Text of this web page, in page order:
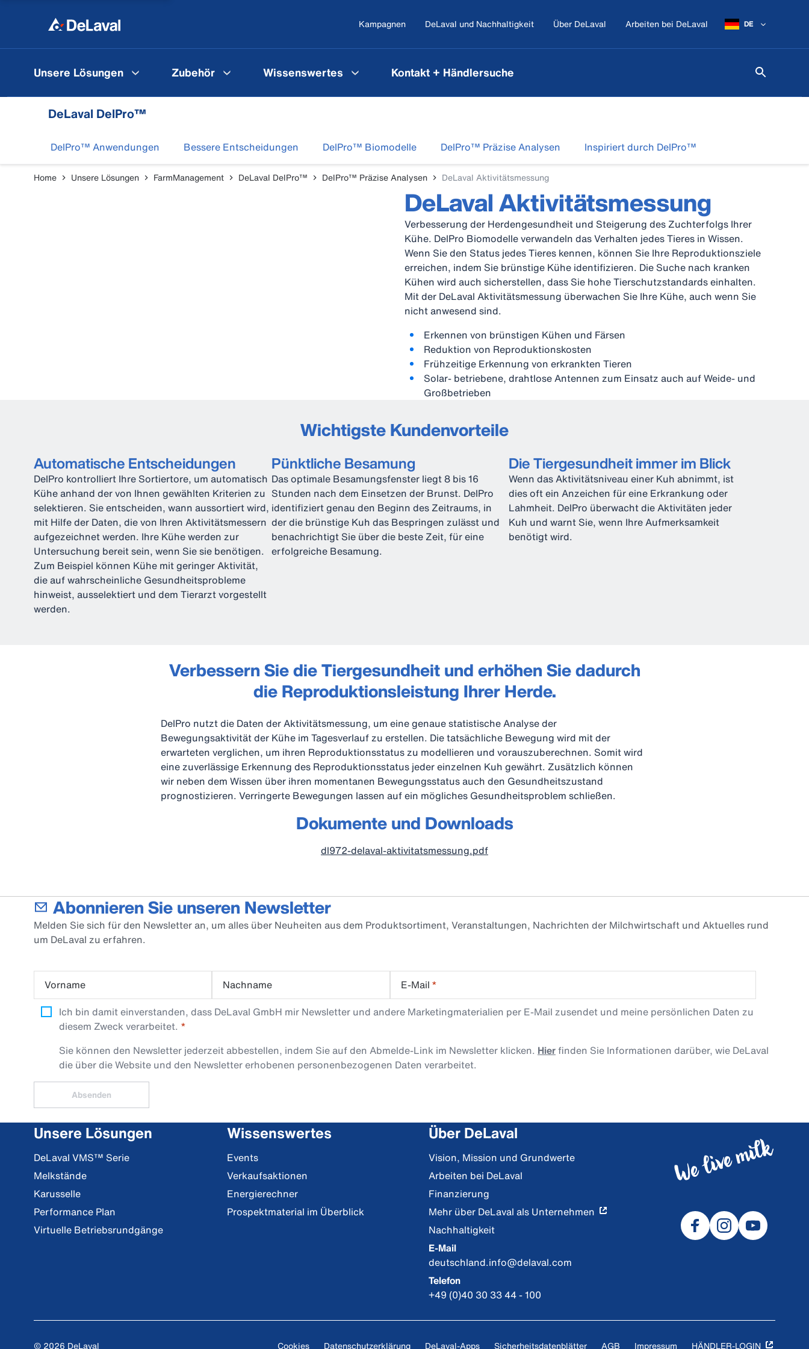
Kampagnen DeLaval und Nachhaltigkeit Über DeLaval Arbeiten bei DeLaval DE
Unsere Lösungen Zubehör Wissenswertes Kontakt + Händlersuche
DeLaval DelPro™
DelPro™ Anwendungen Bessere Entscheidungen DelPro™ Biomodelle DelPro™ Präzise Analysen Inspiriert durch DelPro™
Home Unsere Lösungen FarmManagement DeLaval DelPro™ DelPro™ Präzise Analysen DeLaval Aktivitätsmessung
DeLaval Aktivitätsmessung
Verbesserung der Herdengesundheit und Steigerung des Zuchterfolgs Ihrer
Kühe. DelPro Biomodelle verwandeln das Verhalten jedes Tieres in Wissen.
Wenn Sie den Status jedes Tieres kennen, können Sie Ihre Reproduktionsziele
erreichen, indem Sie brünstige Kühe identifizieren. Die Suche nach kranken
Kühen wird auch sicherstellen, dass Sie hohe Tierschutzstandards einhalten.
Mit der DeLaval Aktivitätsmessung überwachen Sie Ihre Kühe, auch wenn Sie
nicht anwesend sind.
Erkennen von brünstigen Kühen und Färsen
Reduktion von Reproduktionskosten
Frühzeitige Erkennung von erkrankten Tieren
Solar- betriebene, drahtlose Antennen zum Einsatz auch auf Weide- und
Großbetrieben
Wichtigste Kundenvorteile
Automatische Entscheidungen
DelPro kontrolliert Ihre Sortiertore, um automatisch
Kühe anhand der von Ihnen gewählten Kriterien zu
selektieren. Sie entscheiden, wann aussortiert wird,
mit Hilfe der Daten, die von Ihren Aktivitätsmessern
aufgezeichnet werden. Ihre Kühe werden zur
Untersuchung bereit sein, wenn Sie sie benötigen.
Zum Beispiel können Kühe mit geringer Aktivität,
die auf wahrscheinliche Gesundheitsprobleme
hinweist, ausselektiert und dem Tierarzt vorgestellt
werden.
Pünktliche Besamung
Das optimale Besamungsfenster liegt 8 bis 16
Stunden nach dem Einsetzen der Brunst. DelPro
identifiziert genau den Beginn des Zeitraums, in
der die brünstige Kuh das Bespringen zulässt und
benachrichtigt Sie über die beste Zeit, für eine
erfolgreiche Besamung.
Die Tiergesundheit immer im Blick
Wenn das Aktivitätsniveau einer Kuh abnimmt, ist
dies oft ein Anzeichen für eine Erkrankung oder
Lahmheit. DelPro überwacht die Aktivitäten jeder
Kuh und warnt Sie, wenn Ihre Aufmerksamkeit
benötigt wird.
Verbessern Sie die Tiergesundheit und erhöhen Sie dadurch
die Reproduktionsleistung Ihrer Herde.
DelPro nutzt die Daten der Aktivitätsmessung, um eine genaue statistische Analyse der
Bewegungsaktivität der Kühe im Tagesverlauf zu erstellen. Die tatsächliche Bewegung wird mit der
erwarteten verglichen, um ihren Reproduktionsstatus zu modellieren und vorauszuberechnen. Somit wird
eine zuverlässige Erkennung des Reproduktionsstatus jeder einzelnen Kuh gewährt. Zusätzlich können
wir neben dem Wissen über ihren momentanen Bewegungsstatus auch den Gesundheitszustand
prognostizieren. Verringerte Bewegungen lassen auf ein mögliches Gesundheitsproblem schließen.
Dokumente und Downloads
dl972-delaval-aktivitatsmessung.pdf
Abonnieren Sie unseren Newsletter
Melden Sie sich für den Newsletter an, um alles über Neuheiten aus dem Produktsortiment, Veranstaltungen, Nachrichten der Milchwirtschaft und Aktuelles rund
um DeLaval zu erfahren.
Vorname Nachname E-Mail *
Ich bin damit einverstanden, dass DeLaval GmbH mir Newsletter und andere Marketingmaterialien per E-Mail zusendet und meine persönlichen Daten zu
diesem Zweck verarbeitet.
Sie können den Newsletter jederzeit abbestellen, indem Sie auf den Abmelde-Link im Newsletter klicken. Hierfinden Sie Informationen darüber, wie DeLaval
die über die Website und den Newsletter erhobenen personenbezogenen Daten verarbeitet.
Absenden
Unsere Lösungen
DeLaval VMS™ Serie
Melkstände
Karusselle
Performance Plan
Virtuelle Betriebsrundgänge
Wissenswertes
Events
Verkaufsaktionen
Energierechner
Prospektmaterial im Überblick
Über DeLaval
Vision, Mission und Grundwerte
Arbeiten bei DeLaval
Finanzierung
Mehr über DeLaval als Unternehmen
Nachhaltigkeit
E-Mail
deutschland.info@delaval.com
Telefon
+49 (0)40 30 33 44 - 100
© 2026 DeLaval Cookies Datenschutzerklärung DeLaval-Apps Sicherheitsdatenblätter AGB Impressum HÄNDLER-LOGIN